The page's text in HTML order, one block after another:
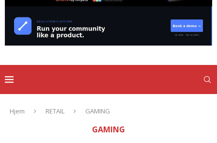
Hjem RETAIL GAMING
GAMING